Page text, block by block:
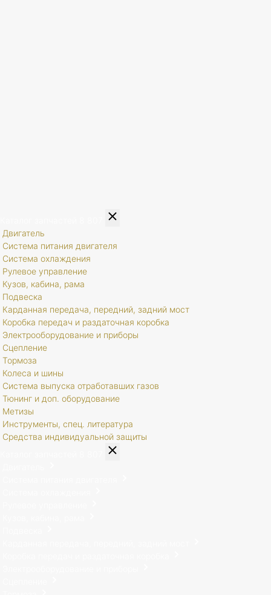
Двигатель
Система питания двигателя
Система охлаждения
Рулевое управление
Кузов, кабина, рама
Подвеска
Карданная передача, передний, задний мост
Коробка передач и раздаточная коробка
Электрооборудование и приборы
Сцепление
Тормоза
Колеса и шины
Система выпуска отработавших газов
Тюнинг и доп. оборудование
Метизы
Инструменты, спец. литература
Средства индивидуальной защиты